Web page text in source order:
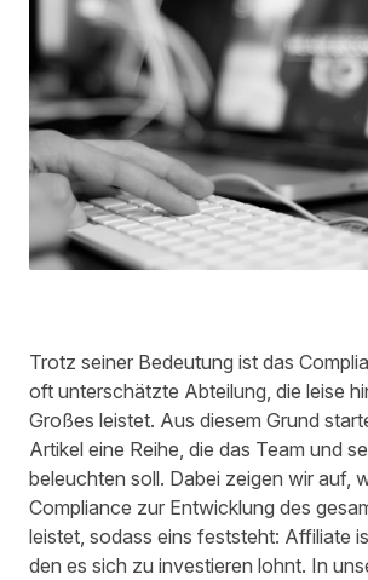
Trotz seiner Bedeutung ist das
oft unterschätzte Abteilung, die leise
Großes leistet. Aus diesem Grund
Artikel eine Reihe, die das Team und
beleuchten soll. Dabei zeigen wir auf,
Compliance zur Entwicklung des
leistet, sodass eins feststeht: Affiliate
den es sich zu investieren lohnt. In